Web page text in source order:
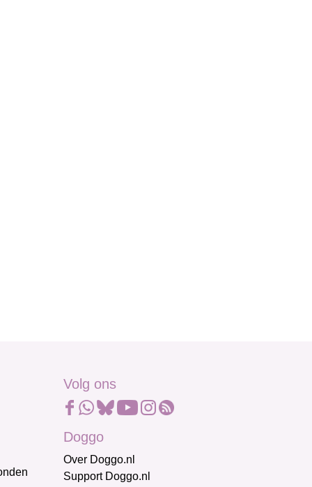
Volg ons
Doggo
Over Doggo.nl
Support Doggo.nl